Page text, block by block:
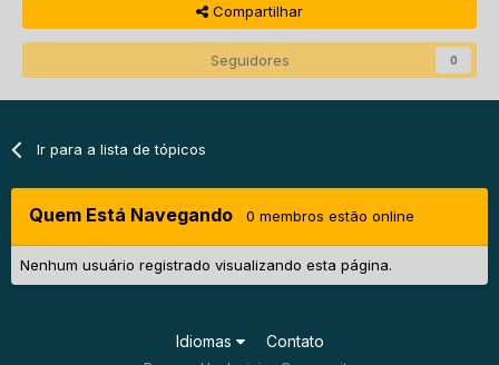
Compartilhar
Seguidores 0
Ir para a lista de tópicos
Quem Está Navegando 0 membros estão online
Nenhum usuário registrado visualizando esta página.
Idiomas Contato